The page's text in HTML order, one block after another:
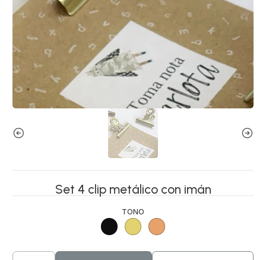
Set 4 clip metálico con imán
TONO